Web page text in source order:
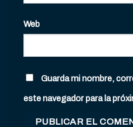
Web
Guarda mi nombre,
este navegador para la